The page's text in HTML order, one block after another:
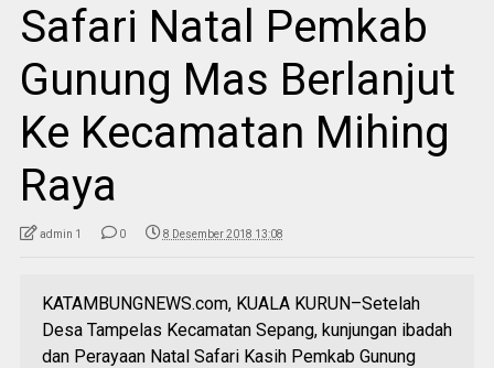
Safari Natal Pemkab
Gunung Mas Berlanjut
Ke Kecamatan Mihing
Raya
admin 1 0 8 Desember 2018 13:08
KATAMBUNGNEWS.com, KUALA KURUN–Setelah
Desa Tampelas Kecamatan Sepang, kunjungan ibadah
dan Perayaan Natal Safari Kasih Pemkab Gunung